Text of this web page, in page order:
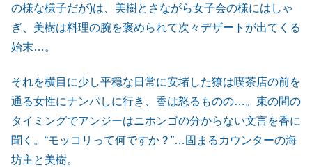
の様な様子だが)は、美樹とさながら女子会の様にはしゃ
ぎ、美樹は料理の腕を褒められて次々デザートが出てくる
始末…。
それを横目に少し平穏な日常に安堵した獠は喫茶店の前を
通る女性にナンパしに行き、香は怒るものの…。束の間の
タイミングでアンジーはニホンゴの分からない文言を香に
聞く。“モッコリって何ですか？”…固まるカウンターの海
坊主と美樹。